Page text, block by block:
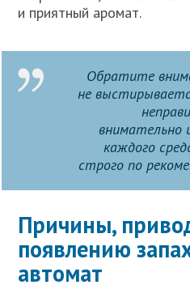
и приятный аромат.
Обратите
не
внимательно
каждого
строго по
Причины,
появлению
автомат